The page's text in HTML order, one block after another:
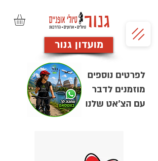
מועדון גנור
לפרטים נוספים
מוזמנים לדבר
עם הצ'אט שלנו